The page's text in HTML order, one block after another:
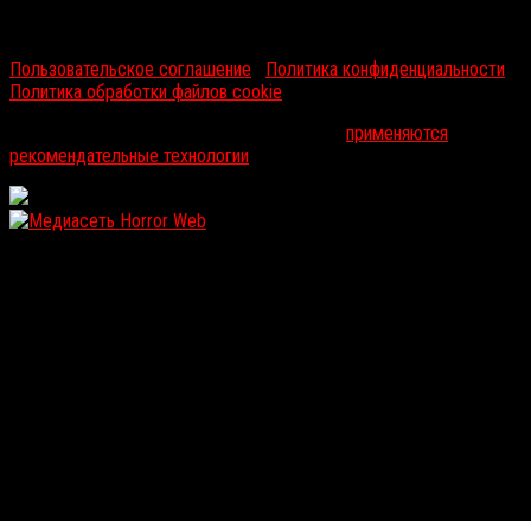
Пользовательское соглашение
Политика конфиденциальности
Политика обработки файлов cookie
применяются
рекомендательные технологии